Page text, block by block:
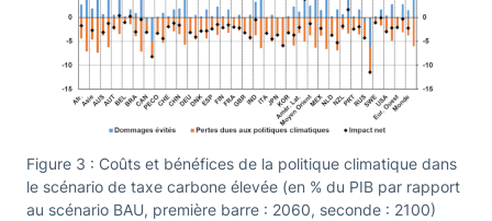
Figure 3 : Coûts et bénéfices de la politique climatique dans
le scénario de taxe carbone élevée (en % du PIB par rapport
au scénario BAU, première barre : 2060, seconde : 2100)